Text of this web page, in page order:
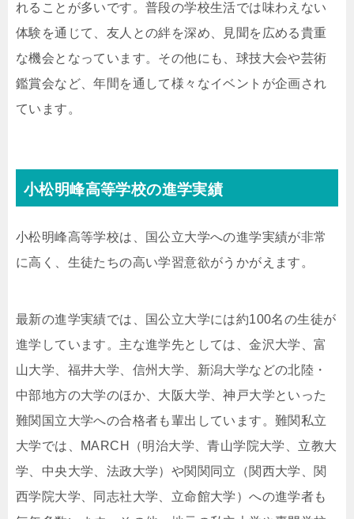
れることが多いです。普段の学校生活では味わえない
体験を通じて、友人との絆を深め、見聞を広める貴重
な機会となっています。その他にも、球技大会や芸術
鑑賞会など、年間を通して様々なイベントが企画され
ています。
小松明峰高等学校の進学実績
小松明峰高等学校は、国公立大学への進学実績が非常
に高く、生徒たちの高い学習意欲がうかがえます。
最新の進学実績では、国公立大学には約100名の生徒が
進学しています。主な進学先としては、金沢大学、富
山大学、福井大学、信州大学、新潟大学などの北陸・
中部地方の大学のほか、大阪大学、神戸大学といった
難関国立大学への合格者も輩出しています。難関私立
大学では、MARCH（明治大学、青山学院大学、立教大
学、中央大学、法政大学）や関関同立（関西大学、関
西学院大学、同志社大学、立命館大学）への進学者も